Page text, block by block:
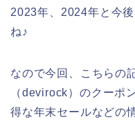
2023年、2024年と今
ね♪
なので今回、こちらの
（devirock）のクーポ
得な年末セールなどの